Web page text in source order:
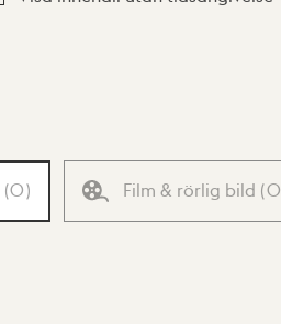
(0) Film & rörlig bild (0